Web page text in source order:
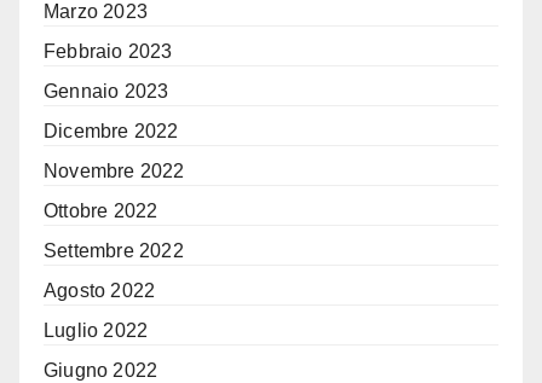
Marzo 2023
Febbraio 2023
Gennaio 2023
Dicembre 2022
Novembre 2022
Ottobre 2022
Settembre 2022
Agosto 2022
Luglio 2022
Giugno 2022